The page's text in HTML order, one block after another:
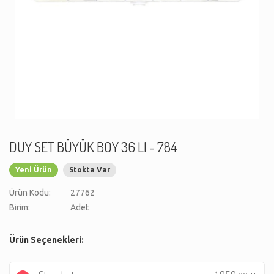
DUY SET BÜYÜK BOY 36 LI - 784
Yeni Ürün Stokta Var
Ürün Kodu:
27762
Birim:
Adet
Ürün Seçenekleri: